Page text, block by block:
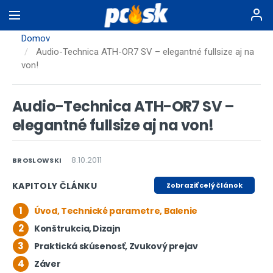
na
hlavnýDomov
Audio-Technica ATH-OR7 SV – elegantné fullsize aj na
von!
Audio-Technica ATH-OR7 SV –
elegantné fullsize aj na von!
BROSLOWSKI 8.10.2011
KAPITOLY ČLÁNKU Zobraziť celý článok
1 Úvod, Technické parametre, Balenie
2 Konštrukcia, Dizajn
3 Praktická skúsenosť, Zvukový prejav
4 Záver